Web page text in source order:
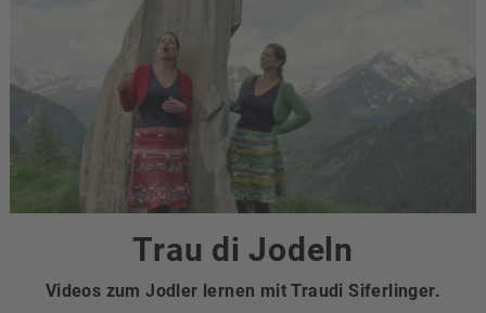
Trau di Jodeln
Videos zum Jodler lernen mit Traudi Siferlinger.